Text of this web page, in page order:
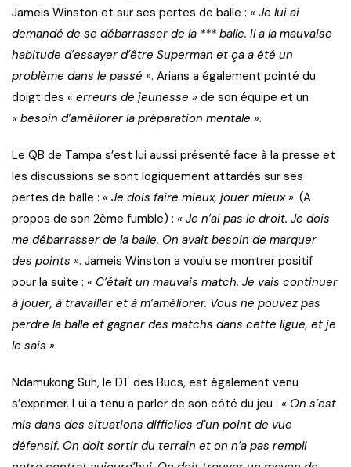
Jameis Winston et sur ses pertes de balle : « Je lui ai
demandé de se débarrasser de la *** balle. Il a la mauvaise
habitude d’essayer d’être Superman et ça a été un
problème dans le passé ». Arians a également pointé du
doigt des « erreurs de jeunesse » de son équipe et un
« besoin d’améliorer la préparation mentale ».
Le QB de Tampa s’est lui aussi présenté face à la presse et
les discussions se sont logiquement attardés sur ses
pertes de balle : « Je dois faire mieux, jouer mieux ». (A
propos de son 2ème fumble) : « Je n’ai pas le droit. Je dois
me débarrasser de la balle. On avait besoin de marquer
des points ». Jameis Winston a voulu se montrer positif
pour la suite : « C’était un mauvais match. Je vais continuer
à jouer, à travailler et à m’améliorer. Vous ne pouvez pas
perdre la balle et gagner des matchs dans cette ligue, et je
le sais ».
Ndamukong Suh, le DT des Bucs, est également venu
s’exprimer. Lui a tenu a parler de son côté du jeu : « On s’est
mis dans des situations difficiles d’un point de vue
défensif. On doit sortir du terrain et on n’a pas rempli